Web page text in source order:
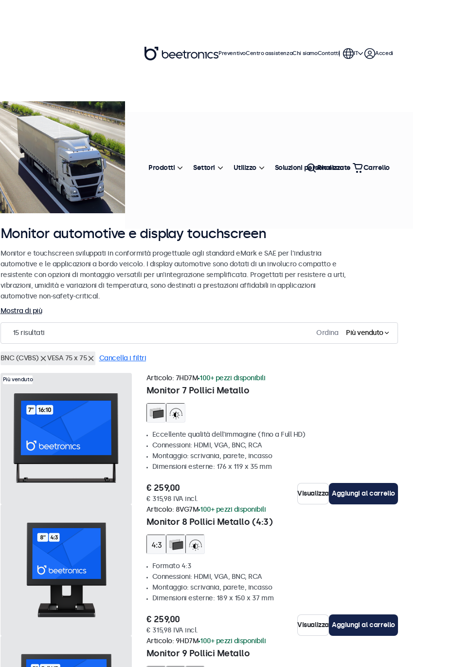
Monitor automotive e display touchscreen
Monitor e touchscreen sviluppati in conformità progettuale agli standard eMark e SAE per l’industria
automotive e le applicazioni a bordo veicolo. I display automotive sono dotati di un involucro compatto e
resistente con opzioni di montaggio versatili per un’integrazione semplificata. Progettati per resistere a urti,
vibrazioni, umidità e variazioni di temperatura, sono destinati a prestazioni affidabili in applicazioni
automotive non-safety-critical.
Mostra di più
15risultati Ordina Più venduto
BNC (CVBS) VESA 75 x 75 Cancella i filtri
Più venduto
Monitor 7 Pollici Metallo
Articolo: 7HD7M 100+ pezzi disponibili
Eccellente qualità dell'immagine (fino a Full HD)
Connessioni: HDMI, VGA, BNC, RCA
Montaggio: scrivania, parete, incasso
Dimensioni esterne: 176 x 119 x 35 mm
€ 259,00
€ 315,98 IVA incl.
Visualizza Aggiungi al carrello
Monitor 8 Pollici Metallo (4:3)
Articolo: 8VG7M 100+ pezzi disponibili
Formato 4:3
Connessioni: HDMI, VGA, BNC, RCA
Montaggio: scrivania, parete, incasso
Dimensioni esterne: 189 x 150 x 37 mm
€ 259,00
€ 315,98 IVA incl.
Visualizza Aggiungi al carrello
Monitor 9 Pollici Metallo
Articolo: 9HD7M 100+ pezzi disponibili
PreventivoCentro assistenzaChi siamoContatti IT Accedi
Prodotti Settori Utilizzo Soluzioni personalizzate
Ricerca Carrello